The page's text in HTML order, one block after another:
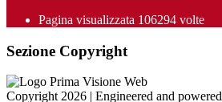
Pagina visualizzata 106294 volte
Sezione Copyright
Copyright 2026 | Engineered and